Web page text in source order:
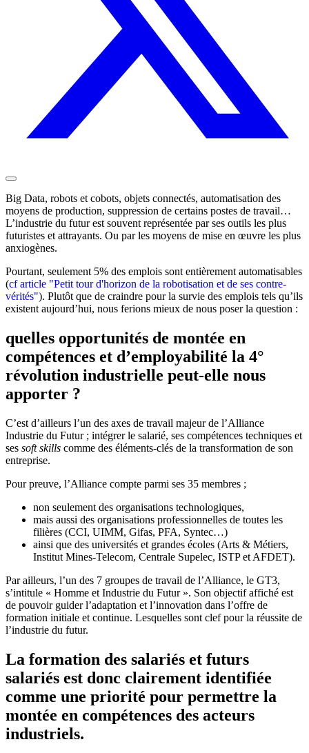
Big Data, robots et cobots, objets connectés, automatisation des
moyens de production, suppression de certains postes de travail…
L’industrie du futur est souvent représentée par ses outils les plus
futuristes et attrayants. Ou par les moyens de mise en œuvre les plus
anxiogènes.
Pourtant, seulement 5% des emplois sont entièrement automatisables
(cf article "Petit tour d'horizon de la robotisation et de ses contre-
vérités"). Plutôt que de craindre pour la survie des emplois tels qu’ils
existent aujourd’hui, nous ferions mieux de nous poser la question :
quelles opportunités de montée en
compétences et d’employabilité la 4°
révolution industrielle peut-elle nous
apporter ?
C’est d’ailleurs l’un des axes de travail majeur de l’Alliance
Industrie du Futur ; intégrer le salarié, ses compétences techniques et
ses soft skills comme des éléments-clés de la transformation de son
entreprise.
Pour preuve, l’Alliance compte parmi ses 35 membres ;
non seulement des organisations technologiques,
mais aussi des organisations professionnelles de toutes les
filières (CCI, UIMM, Gifas, PFA, Syntec…)
ainsi que des universités et grandes écoles (Arts & Métiers,
Institut Mines-Telecom, Centrale Supelec, ISTP et AFDET).
Par ailleurs, l’un des 7 groupes de travail de l’Alliance, le GT3,
s’intitule « Homme et Industrie du Futur ». Son objectif affiché est
de pouvoir guider l’adaptation et l’innovation dans l’offre de
formation initiale et continue. Lesquelles sont clef pour la réussite de
l’industrie du futur.
La formation des salariés et futurs
salariés est donc clairement identifiée
comme une priorité pour permettre la
montée en compétences des acteurs
industriels.